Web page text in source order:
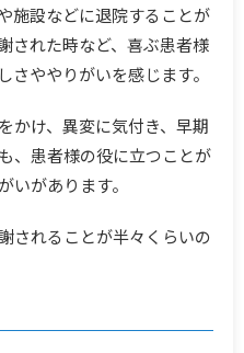
施設などに退院することが
された時など、喜ぶ患者様
ややりがいを感じます。
かけ、異変に気付き、早期
、患者様の役に立つことが
いがあります。
されることが半々くらいの